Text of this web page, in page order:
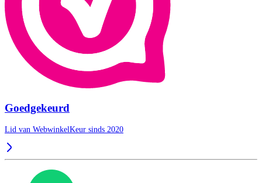
Goedgekeurd
Lid van WebwinkelKeur sinds 2020